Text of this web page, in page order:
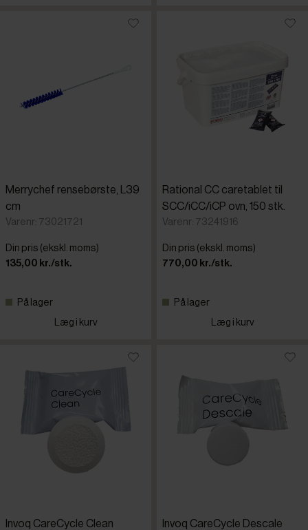
Merrychef rensebørste, L39
cm
Varenr: 73021721
Din pris (ekskl. moms)
135,00 kr./stk.
På lager
Læg i kurv
Rational CC caretablet til
SCC/iCC/iCP ovn, 150 stk.
Varenr: 73241916
Din pris (ekskl. moms)
770,00 kr./stk.
På lager
Læg i kurv
Invoq CareCycle Clean
Invoq CareCycle Descale